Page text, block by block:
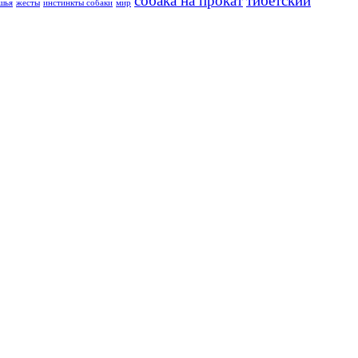
жесты инстинкты собаки мир